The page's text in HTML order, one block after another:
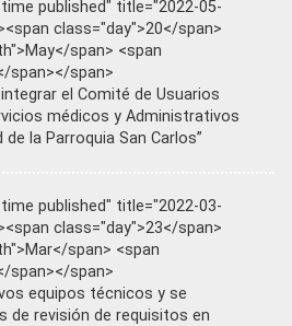
published" title="2022-05-
class="day">20</span>
span> <span
span></span>
el Comité de Usuarios
médicos y Administrativos
la Parroquia San Carlos”
published" title="2022-03-
class="day">23</span>
span> <span
span></span>
equipos técnicos y se
de revisión de requisitos en